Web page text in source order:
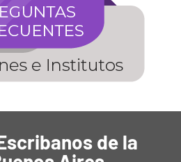
de la